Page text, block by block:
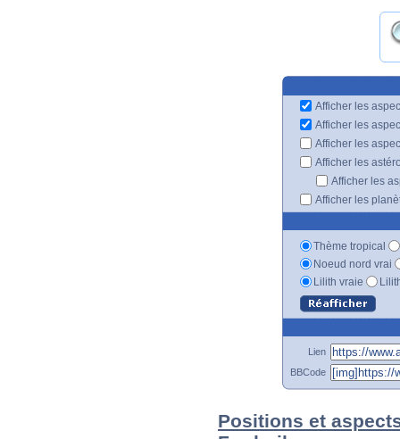
Afficher les
Afficher les
Afficher les
Afficher les
Afficher les
Afficher les
Thème tropical
Noeud nord vrai
Lilith vraie
Lien
BBCode
Positions et